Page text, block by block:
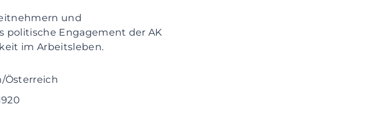
und
politische Engagement der AK
im Arbeitsleben.
Österreich